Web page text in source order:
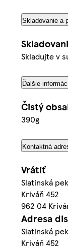
Skladovanie a
Skladujte v
Ďalšie
Čistý
390g
Kontaktná
Vrátiť
Slatinská
Kriváň 452
962 04
Adresa
Slatinská
Kriváň 452